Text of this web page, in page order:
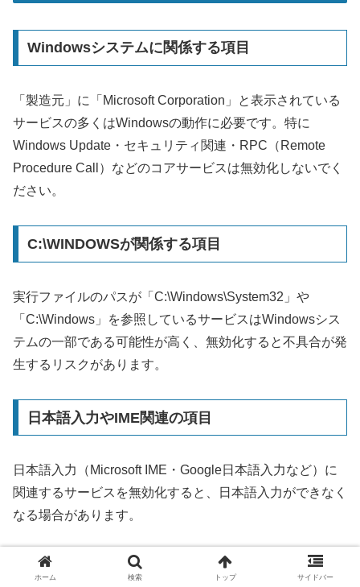
Windowsシステムに関係する項目
「製造元」に「Microsoft Corporation」と表示されている
サービスの多くはWindowsの動作に必要です。特に
Windows Update・セキュリティ関連・RPC（Remote
Procedure Call）などのコアサービスは無効化しないでく
ださい。
C:\WINDOWSが関係する項目
実行ファイルのパスが「C:\Windows\System32」や
「C:\Windows」を参照しているサービスはWindowsシス
テムの一部である可能性が高く、無効化すると不具合が発
生するリスクがあります。
日本語入力やIME関連の項目
日本語入力（Microsoft IME・Google日本語入力など）に
関連するサービスを無効化すると、日本語入力ができなく
なる場合があります。
ウイルス対策ソフト関連の項目
ホーム 検索 トップ サイドバー